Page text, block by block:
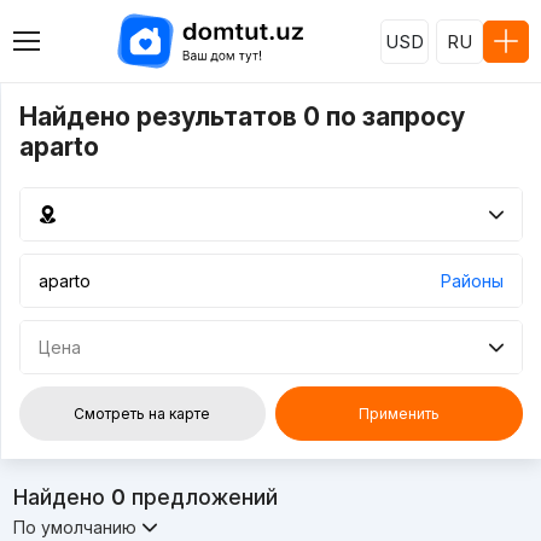
USD RU
Найдено результатов 0 по запросу
aparto
Районы
Цена
Смотреть на карте Применить
Найдено 0 предложений
По умолчанию